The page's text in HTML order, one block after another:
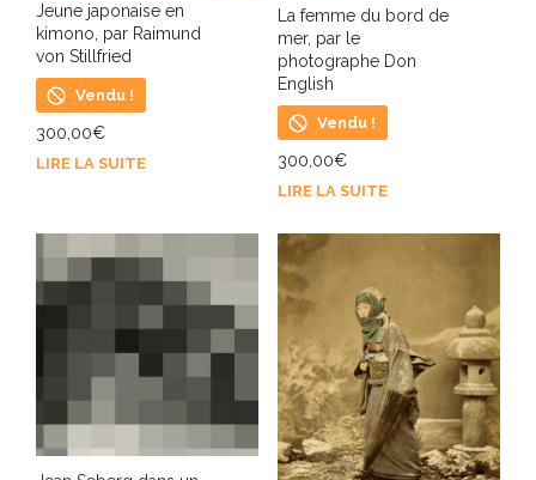
Jeune japonaise en
kimono, par Raimund
von Stillfried
Vendu !
300,00€
LIRE LA SUITE
La femme du bord de
mer, par le
photographe Don
English
Vendu !
300,00€
LIRE LA SUITE